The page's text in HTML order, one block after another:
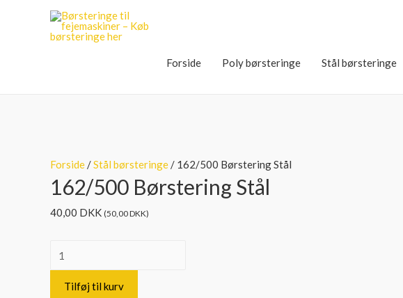
Forside Poly børsteringe Stål børsteringe
Forside/Stål børsteringe/ 162/500 Børstering Stål
162/500 Børstering Stål
40,00 DKK (50,00DKK)
Børstering
StålTilføj til kurv